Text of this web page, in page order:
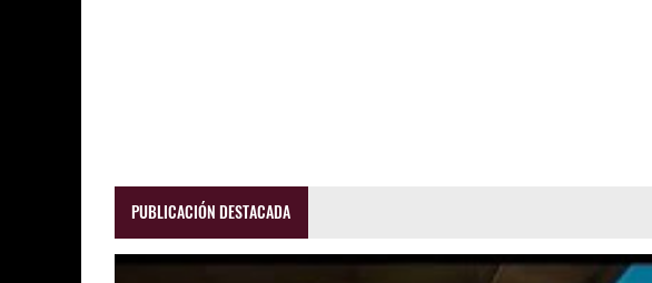
PUBLICACIÓN DESTACADA